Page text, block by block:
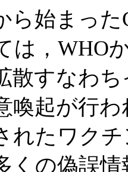
ら始まっ
は，WHO
散すなわ
喚起が行
れたワク
くの偽誤